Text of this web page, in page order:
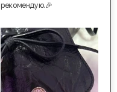
рекомендую.🎉